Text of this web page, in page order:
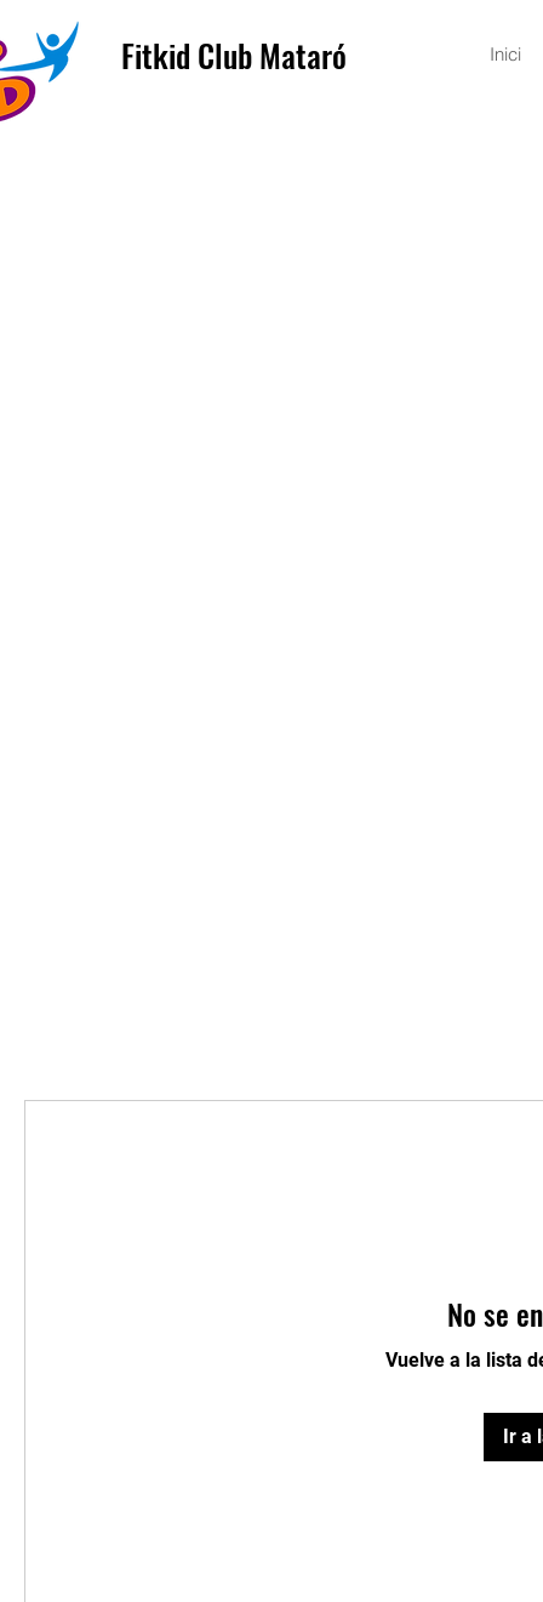
Inici
Fitkid Club Mataró
No se
Vuelve a la lista
Ir a